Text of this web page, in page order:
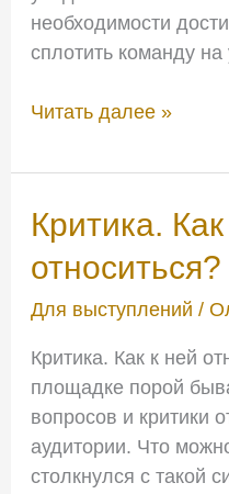
необходимости
сплотить команду
Читать далее »
Критика.
относиться?
Для выступлений /
Критика. Как к ней
площадке порой
вопросов и критики
аудитории. Что
столкнулся с такой
Критика.
Как
к
ней